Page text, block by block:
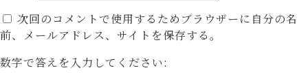
次回のコメントで使用するためブラウザーに自分の名
前、メールアドレス、サイトを保存する。
数字で答えを入力してください: